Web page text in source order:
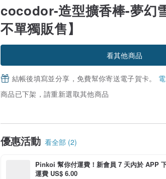
cocodor-造型擴香棒-夢幻
不單獨販售】
看其他商品
結帳後填寫並分享，免費幫你寄送電子賀卡。
商品已下架，請重新選取其他商品
優惠活動 看全部 (2)
Pinkoi 幫你付運費！新會員 7 天內於 APP
運費 US$ 6.00